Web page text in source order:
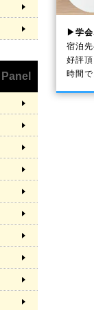
▶学
宿泊
好評
時間
Panel